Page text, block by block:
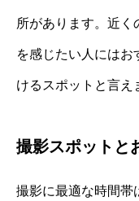
所があります。近く
を感じたい人には
けるスポットと言え
撮影スポットと
撮影に最適な時間帯